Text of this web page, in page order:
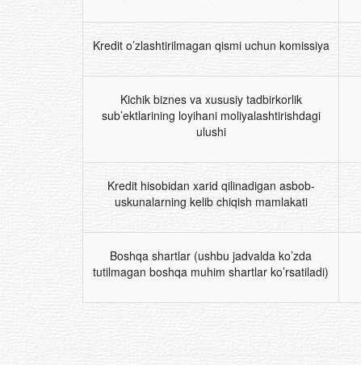
Kredit o’zlashtirilmagan qismi uchun komissiya
Kichik biznes va xususiy tadbirkorlik
sub’ektlarining loyihani moliyalashtirishdagi
ulushi
Kredit hisobidan xarid qilinadigan asbob-
uskunalarning kelib chiqish mamlakati
Boshqa shartlar (ushbu jadvalda ko’zda
tutilmagan boshqa muhim shartlar ko’rsatiladi)